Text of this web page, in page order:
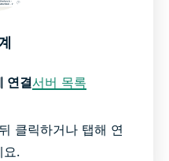
연결서버 목록
클릭하거나 탭해 연
요.